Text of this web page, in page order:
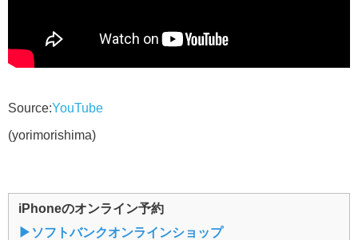
Source:YouTube
(yorimorishima)
iPhoneのオンライン予約
▶︎ソフトバンクオンラインショップ